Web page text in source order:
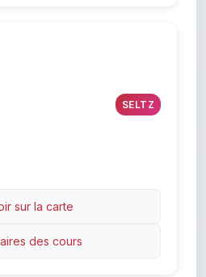
SELTZ
sur la carte
des cours